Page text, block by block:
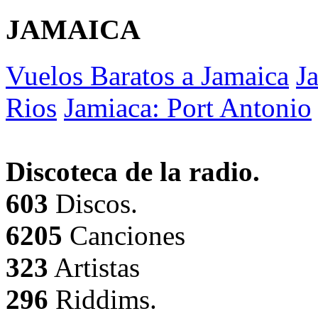
JAMAICA
Vuelos Baratos a Jamaica
Rios Jamiaca: Port Antonio
Discoteca de la radio.
603 Discos.
6205 Canciones
323 Artistas
296 Riddims.